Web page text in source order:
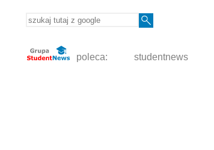
poleca: studentnews